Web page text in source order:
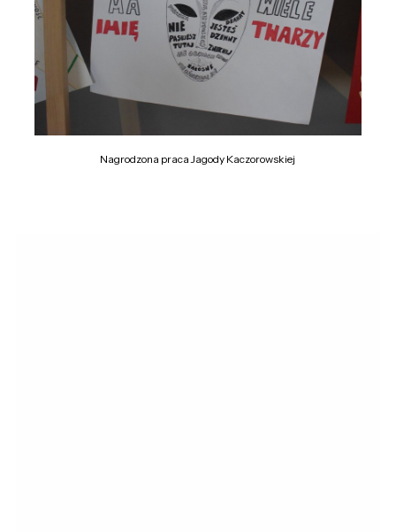
Nagrodzona praca Jagody Kaczorowskiej